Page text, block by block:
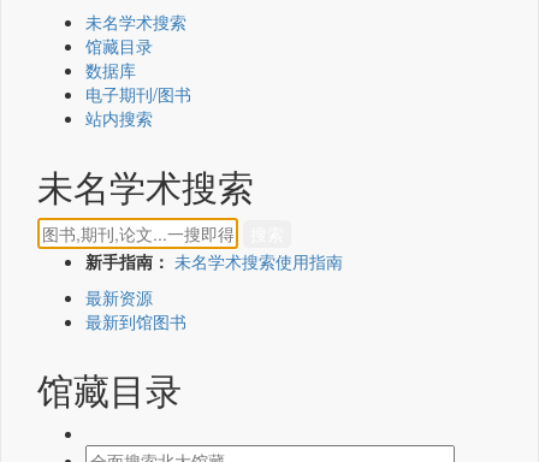
未名学术搜索
馆藏目录
数据库
电子期刊/图书
站内搜索
未名学术搜索
新手指南： 未名学术搜索使用指南
最新资源
最新到馆图书
馆藏目录